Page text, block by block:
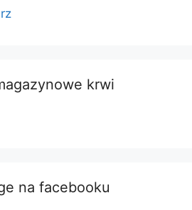
krwi
na facebooku